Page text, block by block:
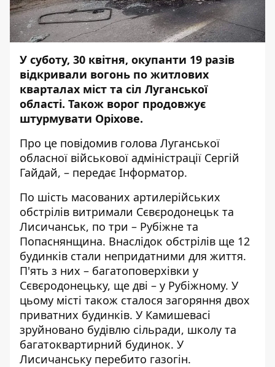
У суботу, 30 квітня, окупанти 19 разів
відкривали вогонь по житлових
кварталах міст та сіл Луганської
області. Також ворог продовжує
штурмувати Оріхове.
Про це повідомив голова Луганської
обласної військової адміністрації Сергій
Гайдай, – передає Інформатор.
По шість масованих артилерійських
обстрілів витримали Сєвєродонецьк та
Лисичанськ, по три – Рубіжне та
Попаснянщина. Внаслідок обстрілів ще 12
будинків стали непридатними для життя.
П'ять з них – багатоповерхівки у
Сєвєродонецьку, ще дві – у Рубіжному. У
цьому місті також сталося загоряння двох
приватних будинків. У Камишевасі
зруйновано будівлю сільради, школу та
багатоквартирний будинок. У
Лисичанську перебито газогін.